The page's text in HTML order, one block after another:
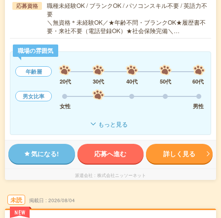
応募資格
職種未経験OK / ブランクOK / パソコンスキル不要 / 英語力不
要
＼無資格＊未経験OK／★年齢不問・ブランクOK★履歴書不
要・来社不要（電話登録OK）★社会保険完備＼…
職場の雰囲気
年齢層
20代
30代 40代 50代
60代
男女比率
女性
男性
もっと見る
気になる! 応募へ進む 詳しく見る
派遣会社 株式会社ニッソーネット
未読
NEW
掲載日 2026/08/04